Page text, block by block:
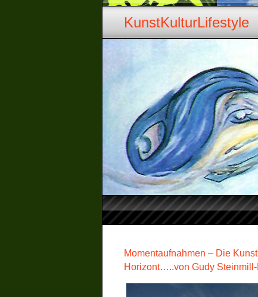
KunstKulturLifestyle
Momentaufnahmen – Die
Horizont…..von Gudy Steinmill-